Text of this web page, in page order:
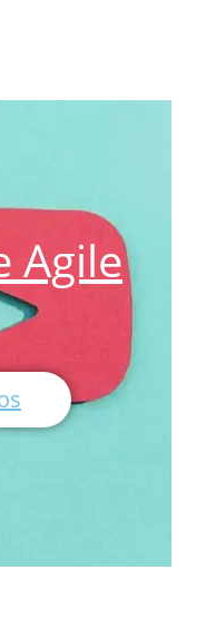
Agile